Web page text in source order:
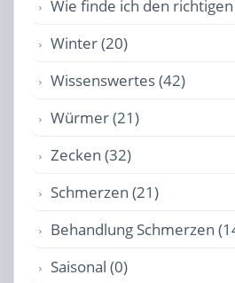
Wie finde ich den
Winter (20)
Wissenswertes (42)
Würmer (21)
Zecken (32)
Schmerzen (21)
Behandlung Schmerzen
Saisonal (0)